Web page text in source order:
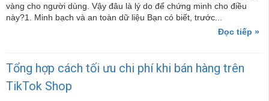
vàng cho người dùng. Vậy đâu là lý do để chứng minh cho điều
này?1. Minh bạch và an toàn dữ liệu Bạn có biết, trước...
Đọc tiếp »
Tổng hợp cách tối ưu chi phí khi bán hàng trên
TikTok Shop